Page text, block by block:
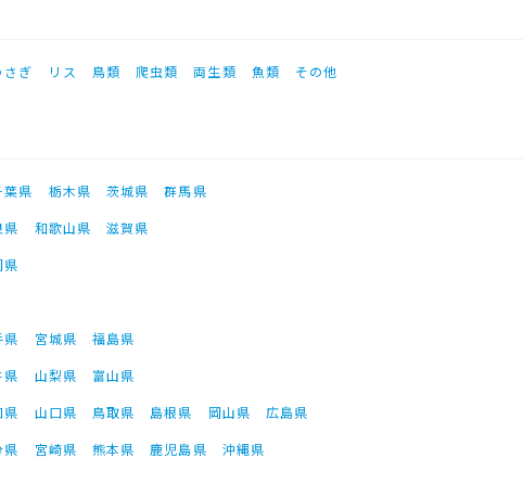
さぎ リス 鳥類 爬虫類 両生類 魚類 その他
葉県 栃木県 茨城県
群馬県
県 和歌山県
滋賀県
県
県 宮城県
福島県
県 山梨県
富山県
県 山口県 鳥取県 島根県 岡山県
広島県
県 宮崎県 熊本県 鹿児島県 沖縄県